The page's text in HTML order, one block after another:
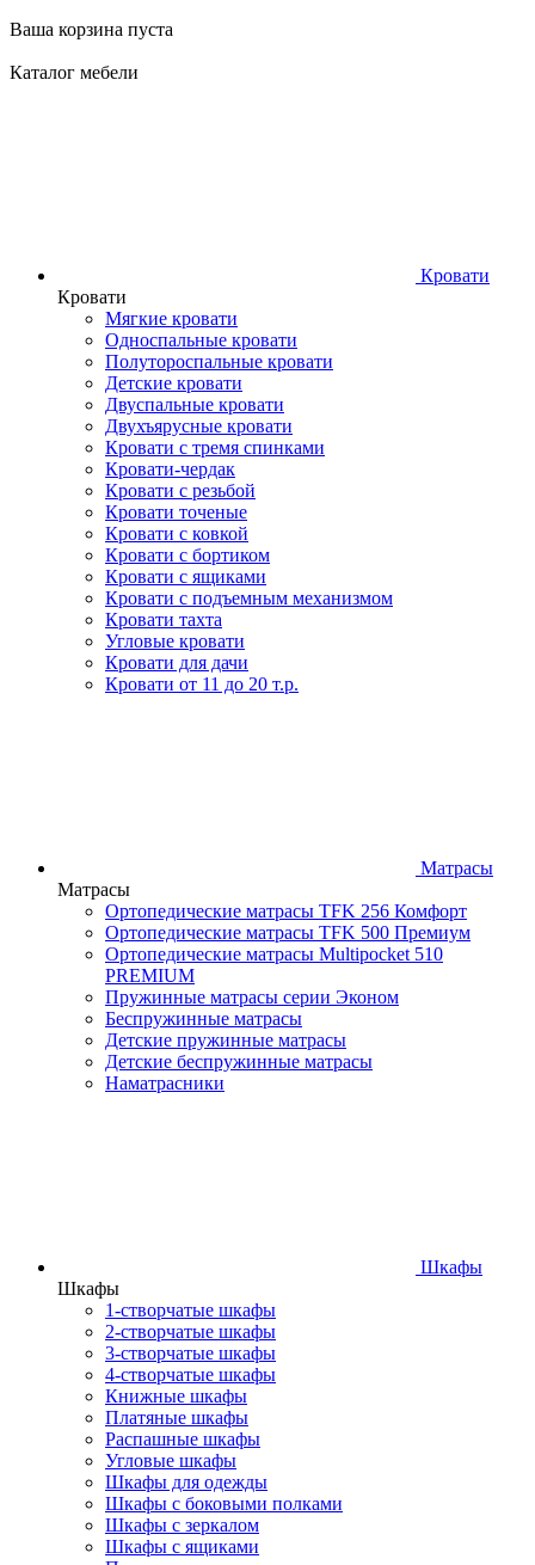
Ваша корзина пуста
Каталог мебели
Кровати
Кровати
Мягкие кровати
Односпальные кровати
Полутороспальные кровати
Детские кровати
Двуспальные кровати
Двухъярусные кровати
Кровати с тремя спинками
Кровати-чердак
Кровати с резьбой
Кровати точеные
Кровати с ковкой
Кровати с бортиком
Кровати с ящиками
Кровати с подъемным механизмом
Кровати тахта
Угловые кровати
Кровати для дачи
Кровати от 11 до 20 т.р.
Матрасы
Матрасы
Ортопедические матрасы TFK 256 Комфорт
Ортопедические матрасы TFK 500 Премиум
Ортопедические матрасы Multipocket 510
PREMIUM
Пружинные матрасы серии Эконом
Беспружинные матрасы
Детские пружинные матрасы
Детские беспружинные матрасы
Наматрасники
Шкафы
Шкафы
1-створчатые шкафы
2-створчатые шкафы
3-створчатые шкафы
4-створчатые шкафы
Книжные шкафы
Платяные шкафы
Распашные шкафы
Угловые шкафы
Шкафы для одежды
Шкафы с боковыми полками
Шкафы с зеркалом
Шкафы с ящиками